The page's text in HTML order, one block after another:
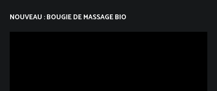
NOUVEAU : BOUGIE DE MASSAGE BIO